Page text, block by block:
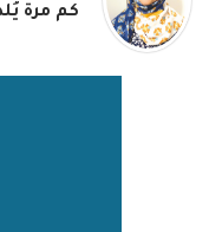
كم مرة يُلدغ الوطن؟